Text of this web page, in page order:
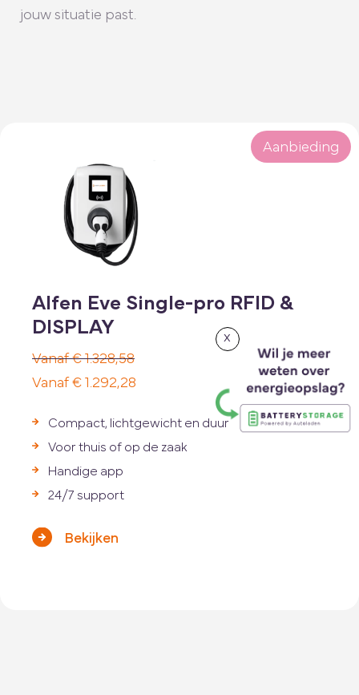
jouw situatie past.
Aanbieding
Alfen Eve Single-pro RFID &
DISPLAY
€1.328,58
Oorspronkelijke
was:
€ 1.328,58.
€1.292,28
Huidige
prijs
is:
€ 1.292,28.
Compact, lichtgewicht en duurzaam
Voor thuis of op de zaak
Handige app
24/7 support
Bekijken
x